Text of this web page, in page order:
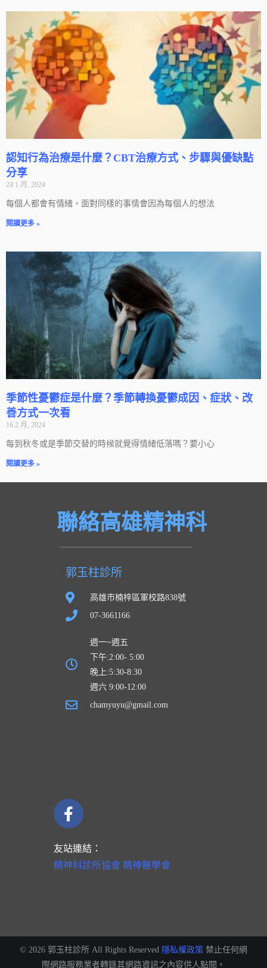
認知行為治療是什麼？CBT治療方式、步驟與優缺點
分享
24 1 月, 2024
每個人都會有情緒，面對同樣的事情會因為每個人的想法
閱讀更多 »
季節性憂鬱症是什麼？季節轉換憂鬱成因、症狀、改
善方式一次看
16 2 月, 2024
每到秋冬或是季節交替的時候就覺得情緒低落嗎？要小心
閱讀更多 »
聯絡高雄精神科
郭玉柱診所
高雄市楠梓區軍校路838號
07-3661166
週一~週五
下午:2:00- 5:00
晚上:5:30-8:30
週六 9:00-12:00
chamyuyu@gmail.com
友站連結：
精神科診所協會 精神醫學會
© 2026 郭玉柱診所 All Rights Reserved 隱私權政策 禁止任何網
際網路服務業者轉錄其網路資訊之內容供人點閱。